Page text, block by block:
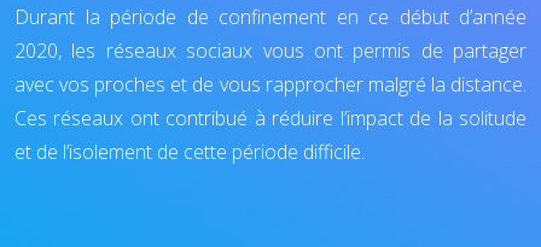
Durant la période de confinement en ce début d’année
2020, les réseaux sociaux vous ont permis de partager
avec vos proches et de vous rapprocher malgré la distance.
Ces réseaux ont contribué à réduire l’impact de la solitude
et de l’isolement de cette période difficile.